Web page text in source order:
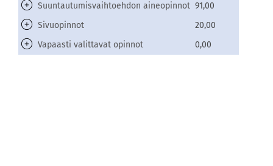
Suuntautumisvaihtoehdon aineopinnot 91,00
Sivuopinnot
20,00
Vapaasti valittavat opinnot
0,00